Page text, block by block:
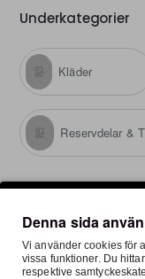
Underkategorier
Kläder
Reservdelar &
Mest Visade
Denna sida
Vi använder cookies för
vissa funktioner. Du
respektive